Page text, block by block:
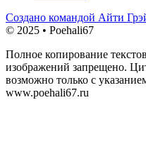
Создано командой Айти
© 2025 • Poehali67
Полное копирование
изображений запрещено.
возможно только с
www.poehali67.ru